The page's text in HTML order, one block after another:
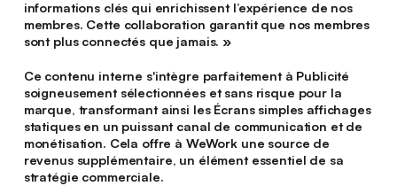
informations clés qui enrichissent l’expérience de nos
membres. Cette collaboration garantit que nos membres
sont plus connectés que jamais. »
Ce contenu interne s'intègre parfaitement à Publicité
soigneusement sélectionnées et sans risque pour la
marque, transformant ainsi les Écrans simples affichages
statiques en un puissant canal de communication et de
monétisation. Cela offre à WeWork une source de
revenus supplémentaire, un élément essentiel de sa
stratégie commerciale.